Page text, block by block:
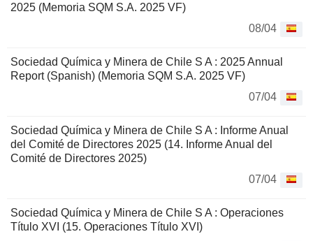
2025 (Memoria SQM S.A. 2025 VF)
08/04
Sociedad Química y Minera de Chile S A : 2025 Annual
Report (Spanish) (Memoria SQM S.A. 2025 VF)
07/04
Sociedad Química y Minera de Chile S A : Informe Anual
del Comité de Directores 2025 (14. Informe Anual del
Comité de Directores 2025)
07/04
Sociedad Química y Minera de Chile S A : Operaciones
Título XVI (15. Operaciones Título XVI)